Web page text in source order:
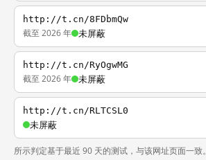
http://t.cn/8FDbmQw
截至 2026 年 未屏蔽
http://t.cn/RyOgwMG
截至 2026 年 未屏蔽
http://t.cn/RLTCSL0
未屏蔽
所示判定基于最近 90 天的测试，与该网址页面一致。